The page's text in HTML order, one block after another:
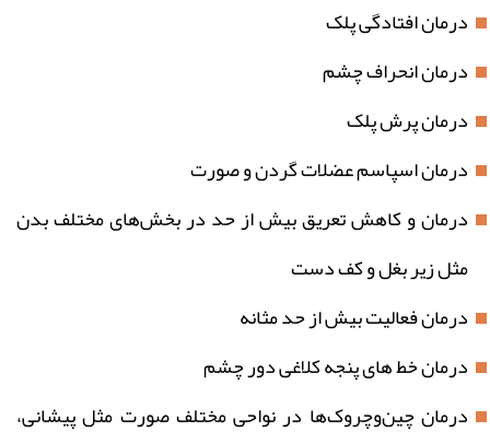
درمان افتادگی پلک
درمان انحراف چشم
درمان پرش پلک
درمان اسپاسم عضلات گردن و صورت
درمان و کاهش تعریق بیش از حد در بخش‌های مختلف بدن
مثل زیر بغل و کف دست
درمان فعالیت بیش از حد مثانه
درمان خط های پنجه کلاغی دور چشم
درمان چین‌وچروک‌ها در نواحی مختلف صورت مثل پیشانی،